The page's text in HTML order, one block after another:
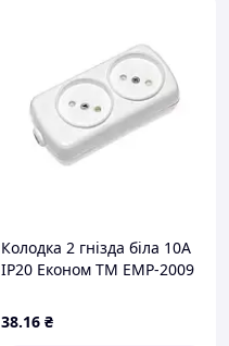
Колодка 2 гнізда біла 10A
IP20 Економ ТМ ЕМР-2009
38.16 ₴